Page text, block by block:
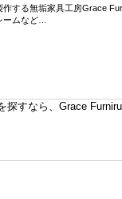
する無垢家具工房Grace
ームなど…
すなら、Grace